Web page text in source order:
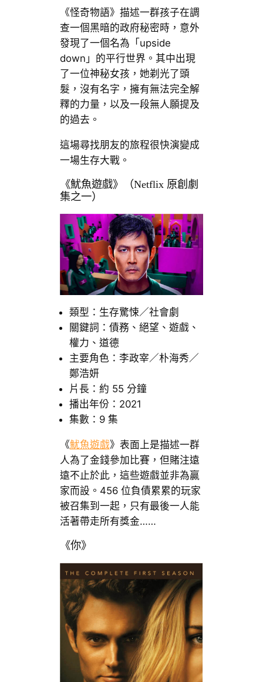
《怪奇物語》描述一群孩子在調
查一個黑暗的政府秘密時，意外
發現了一個名為「upside
down」的平行世界。其中出現
了一位神秘女孩，她剃光了頭
髮，沒有名字，擁有無法完全解
釋的力量，以及一段無人願提及
的過去。
這場尋找朋友的旅程很快演變成
一場生存大戰。
《魷魚遊戲》（Netflix 原創劇
集之一）
類型：生存驚悚／社會劇
關鍵詞：債務、絕望、遊戲、
權力、道德
主要角色：李政宰／朴海秀／
鄭浩妍
片長：約 55 分鐘
播出年份：2021
集數：9 集
《魷魚遊戲》表面上是描述一群
人為了金錢參加比賽，但賭注遠
遠不止於此，這些遊戲並非為贏
家而設。456 位負債累累的玩家
被召集到一起，只有最後一人能
活著帶走所有獎金……
《你》